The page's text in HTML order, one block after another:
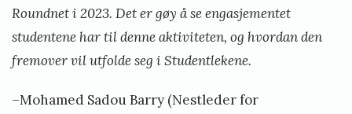
Roundnet i 2023. Det er gøy å se engasjementet
studentene har til denne aktiviteten, og hvordan den
fremover vil utfolde seg i Studentlekene.
–Mohamed Sadou Barry (Nestleder for